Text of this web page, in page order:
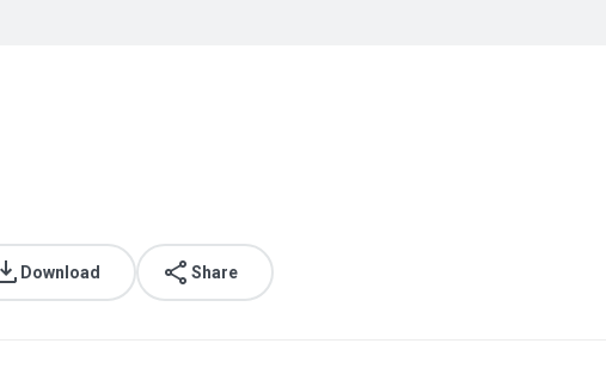
Download Share